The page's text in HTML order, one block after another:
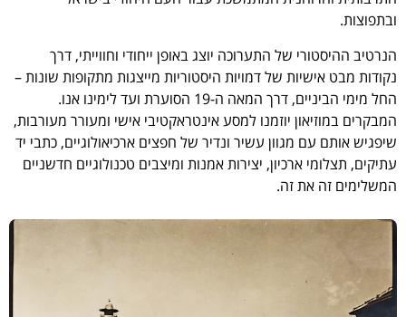
ובתפוצות.
הנרטיב ההיסטורי של התערוכה יוצג באופן ייחודי וחווייתי, דרך
נקודות מבט אישיות של דמויות היסטוריות מייצגות מתקופות שונות –
החל מימי הביניים, דרך המאה ה-19 הסוערת ועד לימינו אנו.
המבקרים במוזיאון יוזמנו למסע אינטראקטיבי אישי ומעורר מעורבות,
שיפגיש אותם עם מגוון עשיר ונדיר של חפצים ארכיאולוגיים, כתבי יד
עתיקים, תצלומי ארכיון, יצירות אמנות ומיצבים טכנולוגיים חדשניים
המשלימים זה את זה.